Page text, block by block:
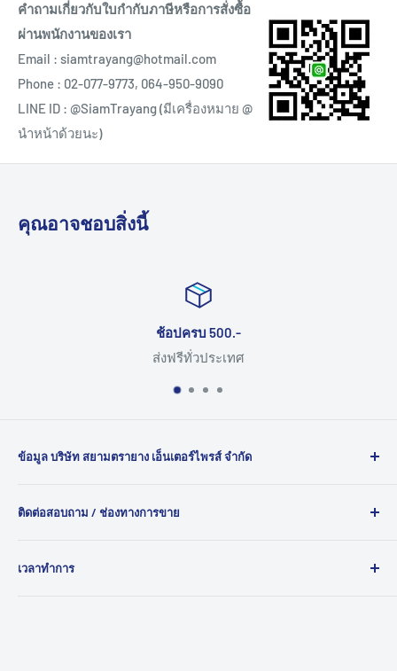
คำถามเกี่ยวกับใบกำกับภาษีหรือการสั่งซื้อ
ผ่านพนักงานของเรา
Email : siamtrayang@hotmail.com
Phone : 02-077-9773, 064-950-9090
LINE ID : @SiamTrayang (มีเครื่องหมาย @
นำหน้าด้วยนะ)
คุณอาจชอบสิ่งนี้
ช้อปครบ 500.-
ส่งฟรีทั่วประเทศ
ข้อมูล บริษัท สยามตรายาง เอ็นเตอร์ไพรส์ จำกัด
ตรายางหมึกใน ตัว คุณภาพสูงสำหรับทุกความต้องการของ
ประเภท เช่นตรายางหน่วยราชการ ตรายางบริษัท ตรายางโรง
ติดต่อสอบถาม / ช่องทางการขาย
11120
เวลาทำการ